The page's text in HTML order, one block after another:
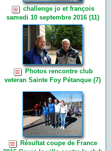
challenge jo et françois
samedi 10 septembre 2016 (11)
Photos rencontre club
veteran Sainte Foy Pétanque (7)
Résultat coupe de France